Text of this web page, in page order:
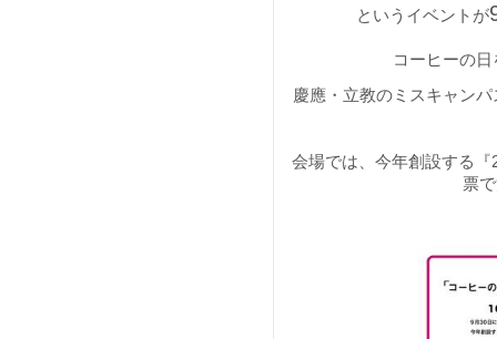
というイベントが
コーヒーの
慶應・立教のミスキャン
会場では、今年創設する
票